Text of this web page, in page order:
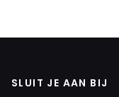
SLUIT JE AAN BIJ